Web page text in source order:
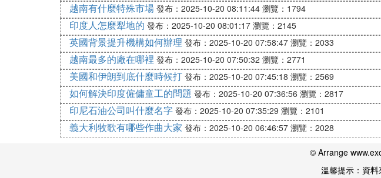
目前海外婚禮最成熟的也是印尼的巴厘島，無敵海景、精美教堂、
難閉仔忘的浪漫婚禮。
如果國人去巴厘島辦婚禮是沒有特殊的習俗的，可根據新人的需求
從一萬到十幾萬不等，根據預算和需求選擇，總有適合自己的。 根
❾ 中國人去印尼巴厘島領結婚證。持中國護照，旅遊簽
巴厘島是落地簽 每人25美元 下機後隨人流在機場大廳就可以辦理落
巴厘島結婚證不據有法律效應
越南有什麼特殊市場 發布：2025-10-20 08:11:44 瀏覽：1794
印度人怎麼犁地的 發布：2025-10-20 08:01:17 瀏覽：2145
英國背景提升機構如何辦理 發布：2025-10-20 07:58:47 瀏覽：2033
越南最多的廠在哪裡 發布：2025-10-20 07:50:32 瀏覽：2771
美國和伊朗到底什麼時候打 發布：2025-10-20 07:45:18 瀏覽：2569
如何解決印度僱傭童工的問題 發布：2025-10-20 07:36:56 瀏覽：2817
印尼石油公司叫什麼名字 發布：2025-10-20 07:35:29 瀏覽：2101
義大利牧歌有哪些作曲大家 發布：2025-10-20 06:46:57 瀏覽：2028
© Arrange
溫馨提示：資